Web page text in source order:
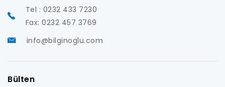
Tel : 0232 433 7230
Fax: 0232 457 3769
info@bilginoglu.com
Bülten